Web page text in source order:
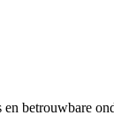
betrouwbare